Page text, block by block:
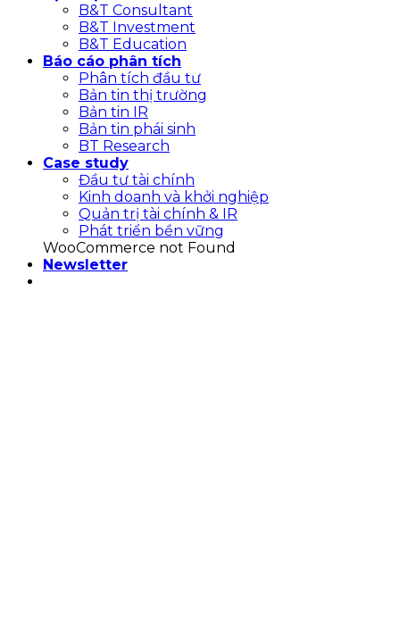
B&T Consultant
B&T Investment
B&T Education
Báo cáo phân tích
Phân tích đầu tư
Bản tin thị trường
Bản tin IR
Bản tin phái sinh
BT Research
Case study
Đầu tư tài chính
Kinh doanh và khởi nghiệp
Quản trị tài chính & IR
Phát triển bền vững
WooCommerce not Found
Newsletter